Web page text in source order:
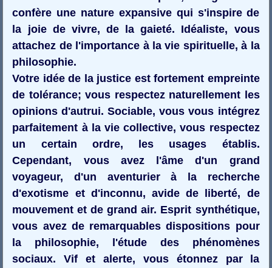
confère une nature expansive qui s'inspire de
la joie de vivre, de la gaieté. Idéaliste, vous
attachez de l'importance à la vie spirituelle, à la
philosophie.
Votre idée de la justice est fortement empreinte
de tolérance; vous respectez naturellement les
opinions d'autrui. Sociable, vous vous intégrez
parfaitement à la vie collective, vous respectez
un certain ordre, les usages établis.
Cependant, vous avez l'âme d'un grand
voyageur, d'un aventurier à la recherche
d'exotisme et d'inconnu, avide de liberté, de
mouvement et de grand air. Esprit synthétique,
vous avez de remarquables dispositions pour
la philosophie, l'étude des phénomènes
sociaux. Vif et alerte, vous étonnez par la